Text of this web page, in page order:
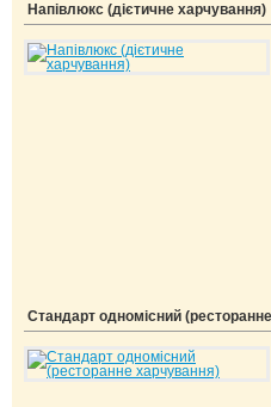
Напівлюкс (дієтичне харчування)
Стандарт одномісний